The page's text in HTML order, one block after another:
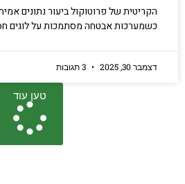
הקריטית של פרוטוקול ביעור נתונים
כשמערכות אבטחה מסתמכות על לוגים
דצמבר 30, 2025
טען עוד